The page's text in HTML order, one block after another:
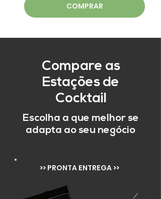
COMPRAR
Compare as
Estações de
Cocktail
Escolha a que melhor se
adapta ao seu negócio
>> PRONTA ENTREGA >>